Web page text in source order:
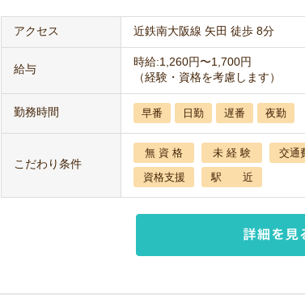
アクセス 近鉄南大阪線 矢田 徒歩 8分
給与
時給:1,260円〜1,700円
（経験・資格を考慮します）
勤務時間 早番 日勤 遅番 夜勤
こだわり条件
無 資 格 未 経 験 交通
資格支援
駅 近